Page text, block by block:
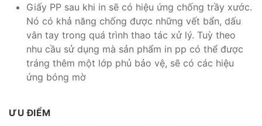
Giấy PP sau khi in sẽ có hiệu ứng chống trầy xước.
Nó có khả năng chống được những vết bẩn, dấu
vân tay trong quá trình thao tác xử lý. Tuỳ theo
nhu cầu sử dụng mà sản phẩm in pp có thể được
tráng thêm một lớp phủ bảo vệ, sẽ có các hiệu
ứng bóng mờ
ƯU ĐIỂM